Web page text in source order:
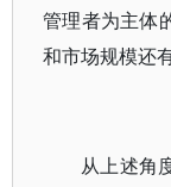
管理者为主体
和市场规模还
从上述角